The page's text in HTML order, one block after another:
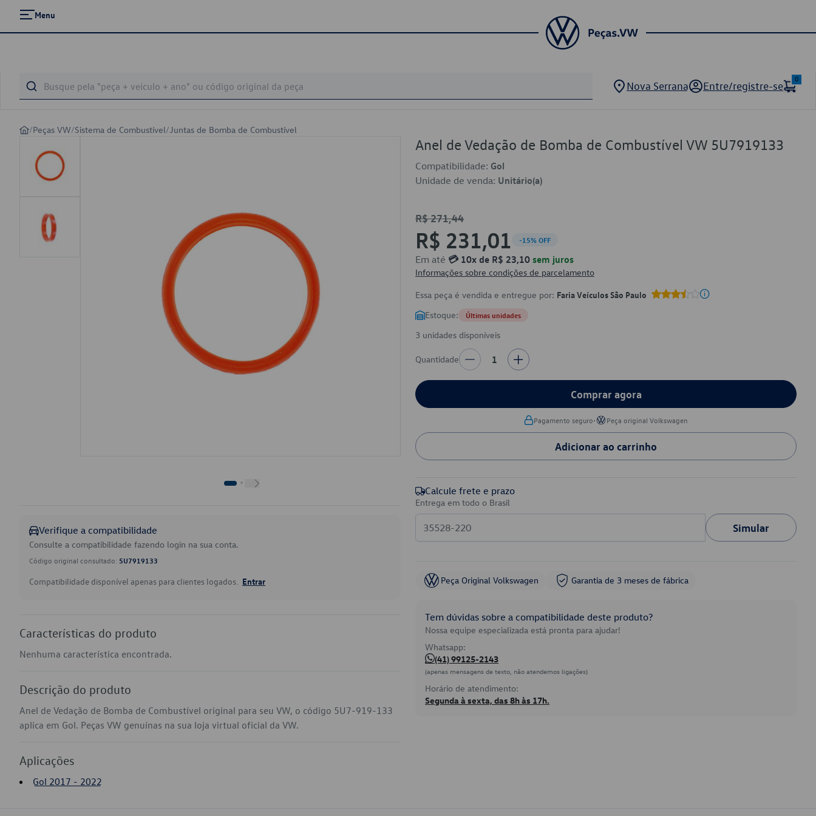
Menu
Nova Serrana Entre/registre-se
0
/Peças VW/Sistema de Combustível/Juntas de Bomba de Combustível
Verifique a compatibilidade
Consulte a compatibilidade fazendo login na sua conta.
Código original consultado: 5U7919133
Compatibilidade disponível apenas para clientes logados. Entrar
Características do produto
Nenhuma característica encontrada.
Descrição do produto
Anel de Vedação de Bomba de Combustível original para seu VW, o código 5U7-919-133
aplica em Gol. Peças VW genuínas na sua loja virtual oficial da VW.
Aplicações
Gol 2017 - 2022
Anel de Vedação de Bomba de Combustível VW 5U7919133
Compatibilidade: Gol
Unidade de venda: Unitário(a)
R$ 271,44
R$ 231,01 -15% OFF
Em até 💳 10x de R$ 23,10 sem juros
Informações sobre condições de parcelamento
Essa peça é vendida e entregue por: Faria Veículos São Paulo
Estoque: Últimas unidades
3 unidades disponíveis
Quantidade 1
Comprar agora
Pagamento seguro• Peça original Volkswagen
Adicionar ao carrinho
Calcule frete e prazo
Entrega em todo o Brasil
Simular
Peça Original Volkswagen Garantia de 3 meses de fábrica
Tem dúvidas sobre a compatibilidade deste produto?
Nossa equipe especializada está pronta para ajudar!
Whatsapp:
(41) 99125-2143
(apenas mensagens de texto, não atendemos ligações)
Horário de atendimento:
Segunda à sexta, das 8h às 17h.